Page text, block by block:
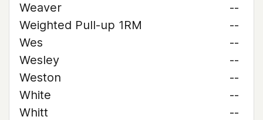
Weaver
--
Weighted Pull-up 1RM
--
Wes
--
Wesley
--
Weston
--
White
--
Whitt
--